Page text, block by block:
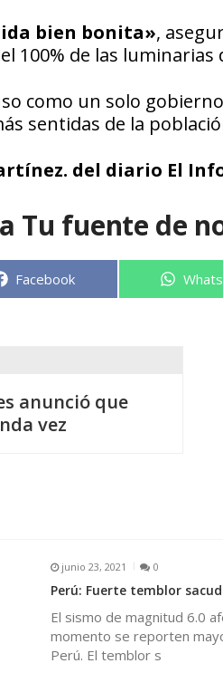
bien bonita»,
100% de las
como un solo
sentidas de la
del diario El
Tu fuente de
Compartir
Facebook
anunció que
vez
junio 23, 2021 0
Perú: Fuerte temblor
El sismo de magnitud 6.0
momento se reporten
Perú. El temblor s